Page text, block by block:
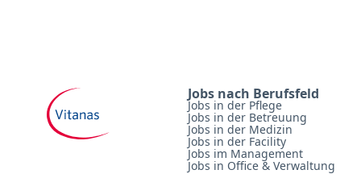
Jobs nach Berufsfeld
Jobs in der Pflege
Jobs in der Betreuung
Jobs in der Medizin
Jobs in der Facility
Jobs im Management
Jobs in Office & Verwaltung